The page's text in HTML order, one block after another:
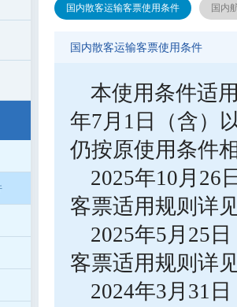
国内散客运输客票使用条件 国内
国内散客运输客票使用条件
本使用条件适
年7月1日（含）
仍按原使用条件
2025年10月26
客票适用规则详
2025年5月25
客票适用规则详
2024年3月31